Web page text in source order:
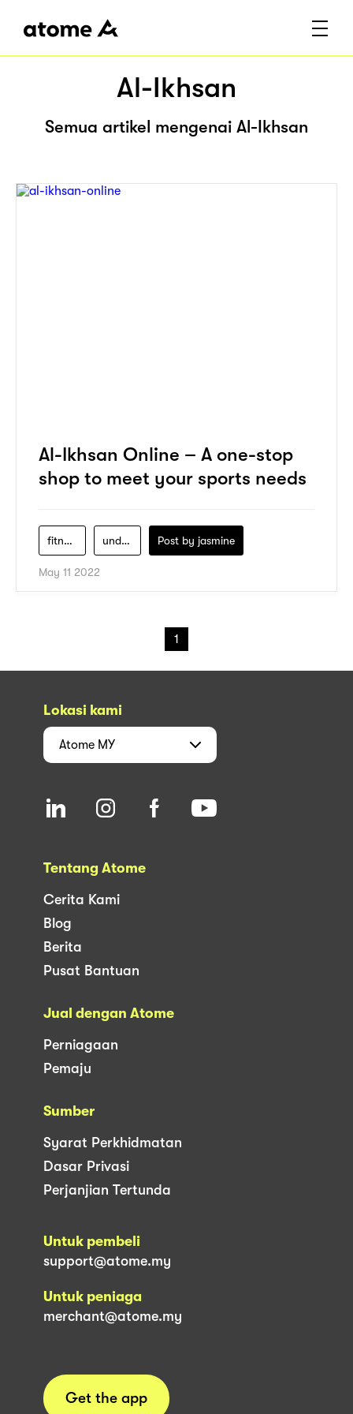
Al-Ikhsan
Semua artikel mengenai Al-Ikhsan
Al-Ikhsan Online – A one-stop
shop to meet your sports needs
fitness under-armour Post by jasmine
May 11 2022
1
Lokasi kami
Atome MY
Tentang Atome
Cerita Kami
Blog
Berita
Pusat Bantuan
Jual dengan Atome
Perniagaan
Pemaju
Sumber
Syarat Perkhidmatan
Dasar Privasi
Perjanjian Tertunda
Untuk pembeli
support@atome.my
Untuk peniaga
merchant@atome.my
Get the app